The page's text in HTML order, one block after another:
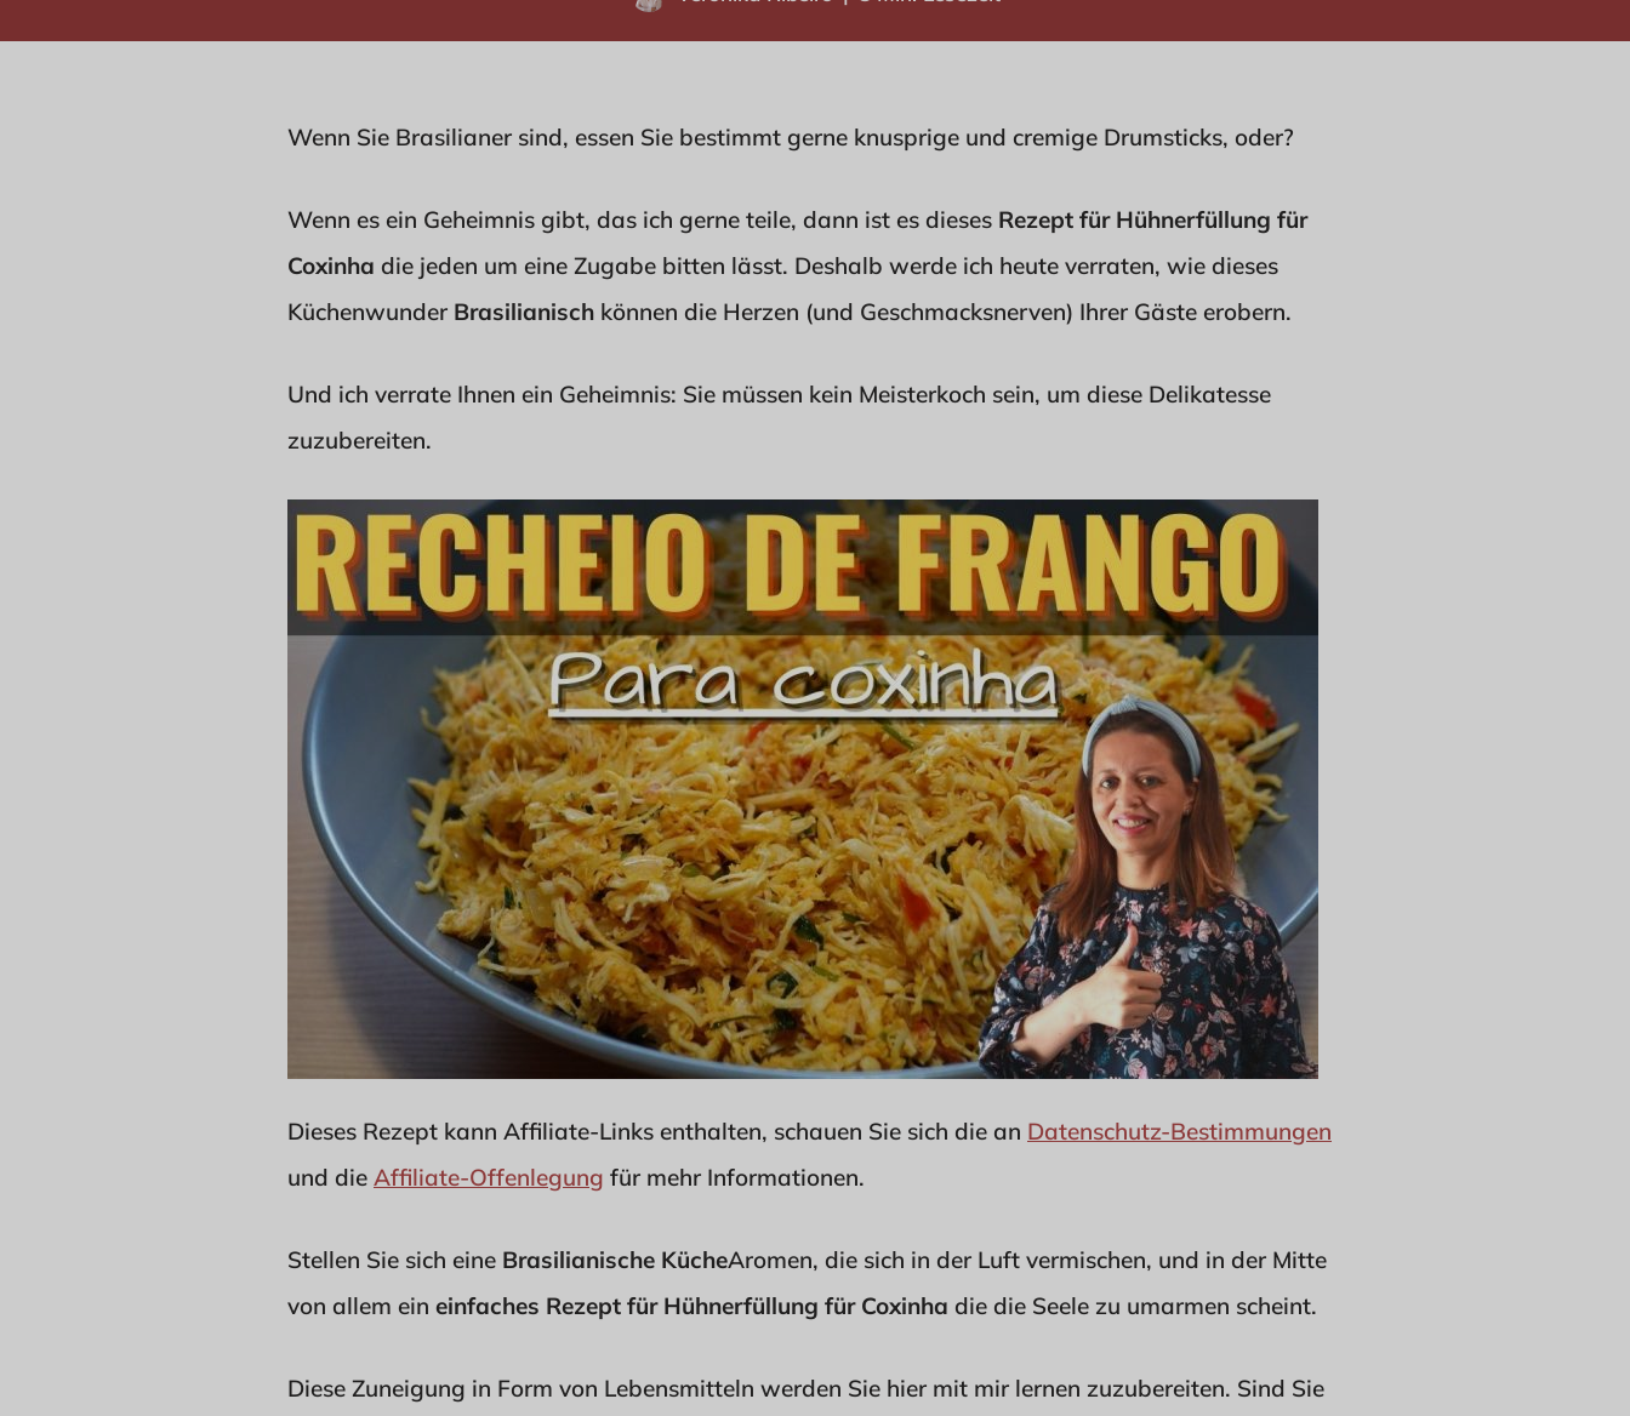
Wenn Sie Brasilianer sind, essen Sie bestimmt gerne knusprige und cremige Drumsticks, oder?
Wenn es ein Geheimnis gibt, das ich gerne teile, dann ist es dieses Rezept für Hühnerfüllung für
Coxinha die jeden um eine Zugabe bitten lässt. Deshalb werde ich heute verraten, wie dieses
Küchenwunder Brasilianisch können die Herzen (und Geschmacksnerven) Ihrer Gäste erobern.
Und ich verrate Ihnen ein Geheimnis: Sie müssen kein Meisterkoch sein, um diese Delikatesse
zuzubereiten.
Dieses Rezept kann Affiliate-Links enthalten, schauen Sie sich die an Datenschutz-Bestimmungen
und die Affiliate-Offenlegung für mehr Informationen.
Stellen Sie sich eine Brasilianische KücheAromen, die sich in der Luft vermischen, und in der Mitte
von allem ein einfaches Rezept für Hühnerfüllung für Coxinha die die Seele zu umarmen scheint.
Diese Zuneigung in Form von Lebensmitteln werden Sie hier mit mir lernen zuzubereiten. Sind Sie